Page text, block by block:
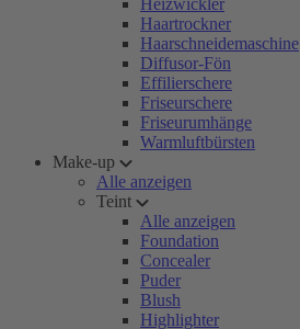
Heizwickler
Haartrockner
Haarschneidemaschine
Diffusor-Fön
Effilierschere
Friseurschere
Friseurumhänge
Warmluftbürsten
Make-up
Alle anzeigen
Teint
Alle anzeigen
Foundation
Concealer
Puder
Blush
Highlighter